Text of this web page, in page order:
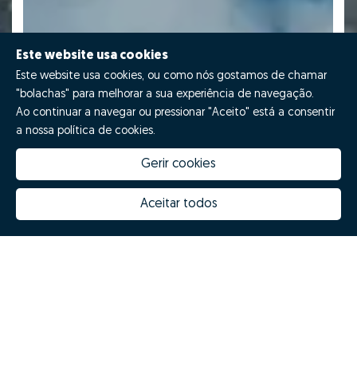
Este website usa cookies
Este website usa cookies, ou como nós gostamos de chamar
"bolachas" para melhorar a sua experiência de navegação.
Ao continuar a navegar ou pressionar "Aceito" está a consentir
a nossa política de cookies.
Gerir cookies
Aceitar todos